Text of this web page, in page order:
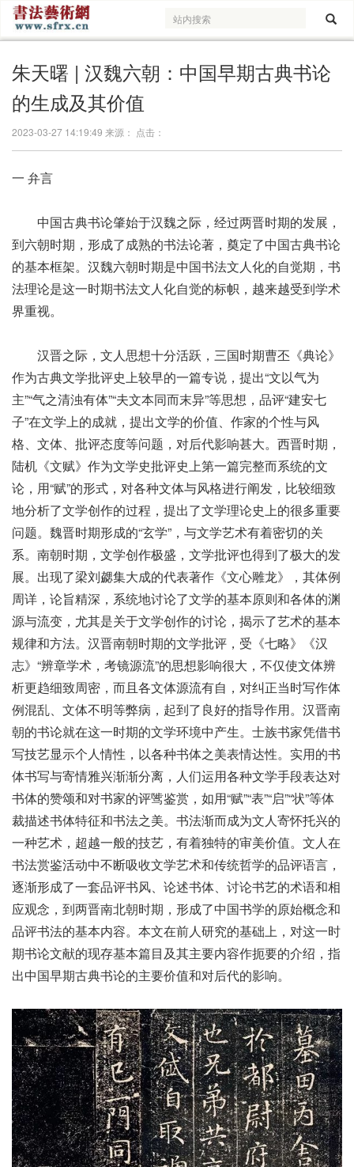
朱天曙 | 汉魏六朝：中国早期古典书论
的生成及其价值
2023-03-27 14:19:49 来源： 点击：
一 弁言
中国古典书论肇始于汉魏之际，经过两晋时期的发展，
到六朝时期，形成了成熟的书法论著，奠定了中国古典书论
的基本框架。汉魏六朝时期是中国书法文人化的自觉期，书
法理论是这一时期书法文人化自觉的标帜，越来越受到学术
界重视。
汉晋之际，文人思想十分活跃，三国时期曹丕《典论》
作为古典文学批评史上较早的一篇专说，提出“文以气为
主”“气之清浊有体”“夫文本同而末异”等思想，品评“建安七
子”在文学上的成就，提出文学的价值、作家的个性与风
格、文体、批评态度等问题，对后代影响甚大。西晋时期，
陆机《文赋》作为文学史批评史上第一篇完整而系统的文
论，用“赋”的形式，对各种文体与风格进行阐发，比较细致
地分析了文学创作的过程，提出了文学理论史上的很多重要
问题。魏晋时期形成的“玄学”，与文学艺术有着密切的关
系。南朝时期，文学创作极盛，文学批评也得到了极大的发
展。出现了梁刘勰集大成的代表著作《文心雕龙》，其体例
周详，论旨精深，系统地讨论了文学的基本原则和各体的渊
源与流变，尤其是关于文学创作的讨论，揭示了艺术的基本
规律和方法。汉晋南朝时期的文学批评，受《七略》《汉
志》“辨章学术，考镜源流”的思想影响很大，不仅使文体辨
析更趋细致周密，而且各文体源流有自，对纠正当时写作体
例混乱、文体不明等弊病，起到了良好的指导作用。汉晋南
朝的书论就在这一时期的文学环境中产生。士族书家凭借书
写技艺显示个人情性，以各种书体之美表情达性。实用的书
体书写与寄情雅兴渐渐分离，人们运用各种文学手段表达对
书体的赞颂和对书家的评骘鉴赏，如用“赋”“表”“启”“状”等体
裁描述书体特征和书法之美。书法渐而成为文人寄怀托兴的
一种艺术，超越一般的技艺，有着独特的审美价值。文人在
书法赏鉴活动中不断吸收文学艺术和传统哲学的品评语言，
逐渐形成了一套品评书风、论述书体、讨论书艺的术语和相
应观念，到两晋南北朝时期，形成了中国书学的原始概念和
品评书法的基本内容。本文在前人研究的基础上，对这一时
期书论文献的现存基本篇目及其主要内容作扼要的介绍，指
出中国早期古典书论的主要价值和对后代的影响。